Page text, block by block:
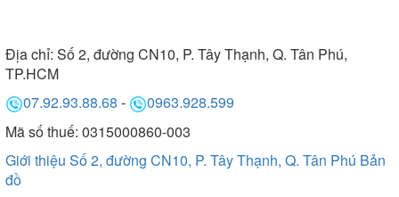
Địa chỉ: Số 2, đường CN10, P. Tây Thạnh, Q. Tân Phú,
TP.HCM
07.92.93.88.68 -
0963.928.599
Mã số thuế: 0315000860-003
Giới thiệu Số 2, đường CN10, P. Tây Thạnh, Q. Tân Phú Bản
đồ